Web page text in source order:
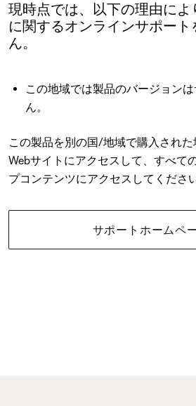
現時点では、以下の理由によ
に関するオンラインサポー
ん。
この地域では製品のバージョン
ん。
この製品を別の国/地域で購入され
Webサイトにアクセスして、すべて
プコンテンツにアクセスしてください
サポートホームペ